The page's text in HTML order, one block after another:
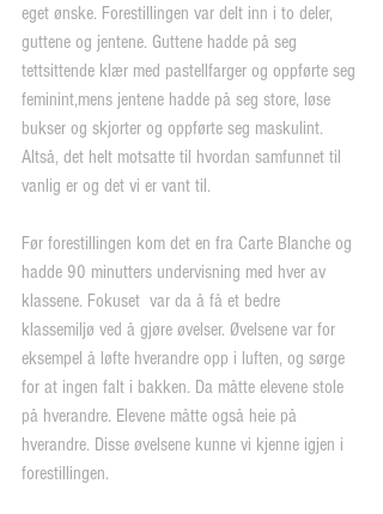
eget ønske. Forestillingen var delt inn i to deler,
guttene og jentene. Guttene hadde på seg
tettsittende klær med pastellfarger og oppførte seg
feminint,mens jentene hadde på seg store, løse
bukser og skjorter og oppførte seg maskulint.
Altså, det helt motsatte til hvordan samfunnet til
vanlig er og det vi er vant til.
Før forestillingen kom det en fra Carte Blanche og
hadde 90 minutters undervisning med hver av
klassene. Fokuset  var da å få et bedre
klassemiljø ved å gjøre øvelser. Øvelsene var for
eksempel å løfte hverandre opp i luften, og sørge
for at ingen falt i bakken. Da måtte elevene stole
på hverandre. Elevene måtte også heie på
hverandre. Disse øvelsene kunne vi kjenne igjen i
forestillingen.